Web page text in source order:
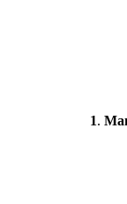
1.